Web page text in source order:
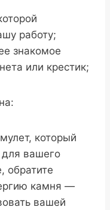
работу;
знакомое
или крестик;
который
для вашего
обратите
камня —
вашей